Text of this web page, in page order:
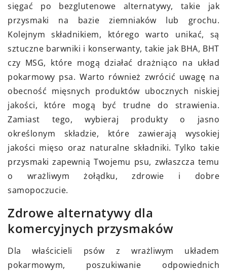
sięgać po bezglutenowe alternatywy, takie jak
przysmaki na bazie ziemniaków lub grochu.
Kolejnym składnikiem, którego warto unikać, są
sztuczne barwniki i konserwanty, takie jak BHA, BHT
czy MSG, które mogą działać drażniąco na układ
pokarmowy psa. Warto również zwrócić uwagę na
obecność mięsnych produktów ubocznych niskiej
jakości, które mogą być trudne do strawienia.
Zamiast tego, wybieraj produkty o jasno
określonym składzie, które zawierają wysokiej
jakości mięso oraz naturalne składniki. Tylko takie
przysmaki zapewnią Twojemu psu, zwłaszcza temu
o wrażliwym żołądku, zdrowie i dobre
samopoczucie.
Zdrowe alternatywy dla
komercyjnych przysmaków
Dla właścicieli psów z wrażliwym układem
pokarmowym, poszukiwanie odpowiednich